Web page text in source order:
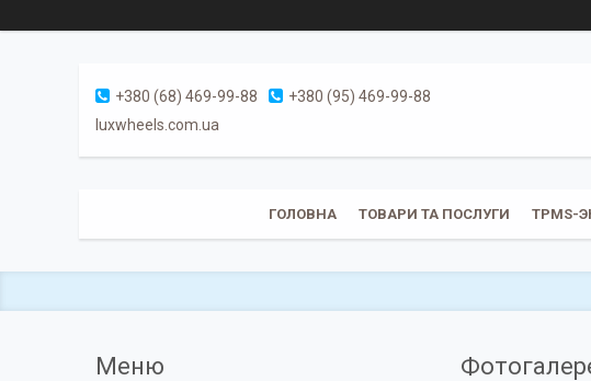
+380 (68) 469-99-88
+380 (95) 469-99-88
luxwheels.com.ua
ГОЛОВНА ТОВАРИ ТА ПОСЛУГИ TPMS-